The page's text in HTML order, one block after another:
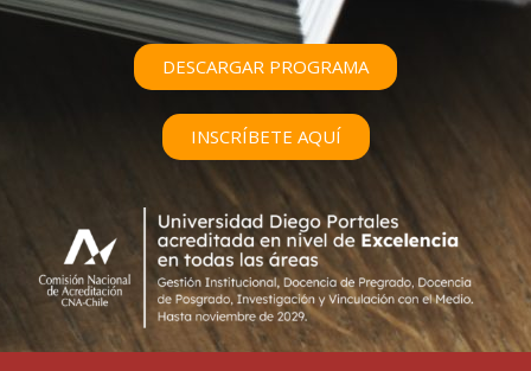
DESCARGAR PROGRAMA
INSCRÍBETE AQUÍ